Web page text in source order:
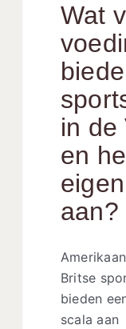
Wat
in de
en
aan?
Britse
bieden
scala aan